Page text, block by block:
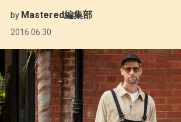
by Mastered編集部
2016.06.30